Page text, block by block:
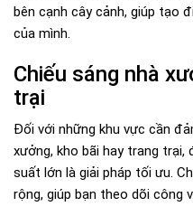
bên cạnh cây cảnh, giúp tạo
của mình.
Chiếu sáng nhà
trại
Đối với những khu vực cần
xưởng, kho bãi hay trang
suất lớn là giải pháp tối ưu.
rộng, giúp bạn theo dõi công